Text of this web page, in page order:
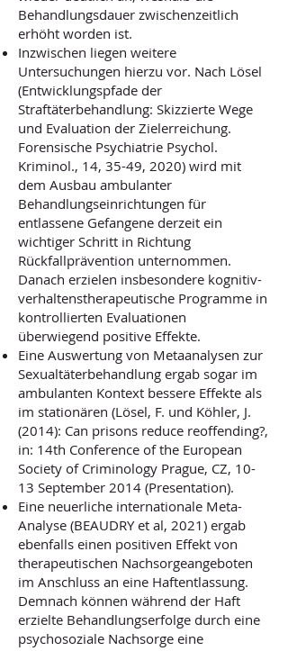
Behandlungsdauer zwischenzeitlich
erhöht worden ist.
Inzwischen liegen weitere
Untersuchungen hierzu vor. Nach Lösel
(Entwicklungspfade der
Straftäterbehandlung: Skizzierte Wege
und Evaluation der Zielerreichung.
Forensische Psychiatrie Psychol.
Kriminol., 14, 35-49, 2020) wird mit
dem Ausbau ambulanter
Behandlungseinrichtungen für
entlassene Gefangene derzeit ein
wichtiger Schritt in Richtung
Rückfallprävention unternommen.
Danach erzielen insbesondere kognitiv-
verhaltenstherapeutische Programme in
kontrollierten Evaluationen
überwiegend positive Effekte.
Eine Auswertung von Metaanalysen zur
Sexualtäterbehandlung ergab sogar im
ambulanten Kontext bessere Effekte als
im stationären (Lösel, F. und Köhler, J.
(2014): Can prisons reduce reoffending?,
in: 14th Conference of the European
Society of Criminology Prague, CZ, 10-
13 September 2014 (Presentation).
Eine neuerliche internationale Meta-
Analyse (BEAUDRY et al, 2021) ergab
ebenfalls einen positiven Effekt von
therapeutischen Nachsorgeangeboten
im Anschluss an eine Haftentlassung.
Demnach können während der Haft
erzielte Behandlungserfolge durch eine
psychosoziale Nachsorge eine